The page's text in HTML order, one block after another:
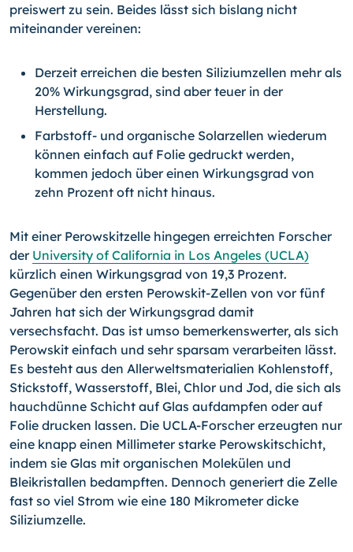
preiswert zu sein. Beides lässt sich bislang nicht
miteinander vereinen:
Derzeit erreichen die besten Siliziumzellen mehr als
20% Wirkungsgrad, sind aber teuer in der
Herstellung.
Farbstoff- und organische Solarzellen wiederum
können einfach auf Folie ge­druckt werden,
kommen jedoch über einen Wirkungsgrad von
zehn Prozent oft nicht hinaus.
Mit einer Perowskitzelle hingegen erreichten Forscher
der University of California in Los Angeles (UCLA)
kürzlich einen Wirkungsgrad von 19,3 Prozent.
Gegenüber den ersten Perowskit-Zellen von vor fünf
Jahren hat sich der Wirkungsgrad damit
versechsfacht. Das ist umso bemerkenswerter, als sich
Perowskit einfach und sehr sparsam verarbei­ten lässt.
Es besteht aus den Allerweltsmaterialien Kohlenstoff,
Stickstoff, Wasser­stoff, Blei, Chlor und Jod, die sich als
hauchdünne Schicht auf Glas aufdampfen oder auf
Folie drucken lassen. Die UCLA-Forscher erzeugten nur
eine knapp einen Millimeter starke Perowskitschicht,
indem sie Glas mit organischen Molekülen und
Bleikristallen bedampften. Dennoch generiert die Zelle
fast so viel Strom wie eine 180 Mikrometer dicke
Siliziumzelle.